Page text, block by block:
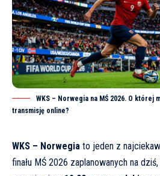
WKS – Norwegia na MŚ 2026. O której
transmisję online?
WKS – Norwegia to jeden z
finału MŚ 2026 zaplanowanych na